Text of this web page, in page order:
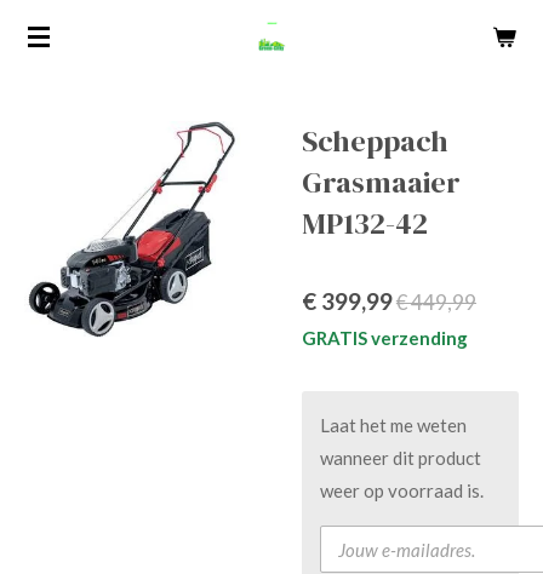
Ga
Scheppach
Grasmaaier
MP132-42
€ 399,99€ 449,99
GRATIS verzending
Laat het me weten
wanneer dit product
weer op voorraad is.